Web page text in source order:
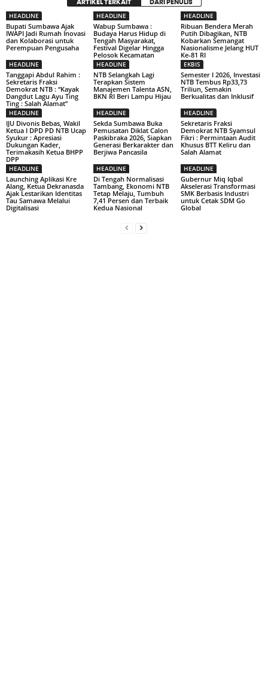
ARTIKEL TERKAIT DARI PENULIS
HEADLINE
Bupati Sumbawa Ajak
IWAPI Jadi Rumah Inovasi
dan Kolaborasi untuk
Perempuan Pengusaha
HEADLINE
Wabup Sumbawa :
Budaya Harus Hidup di
Tengah Masyarakat,
Festival Digelar Hingga
Pelosok Kecamatan
HEADLINE
Ribuan Bendera Merah
Putih Dibagikan, NTB
Kobarkan Semangat
Nasionalisme Jelang HUT
Ke-81 RI
HEADLINE
Tanggapi Abdul Rahim :
Sekretaris Fraksi
Demokrat NTB : “Kayak
Dangdut Lagu Ayu Ting
Ting : Salah Alamat”
HEADLINE
NTB Selangkah Lagi
Terapkan Sistem
Manajemen Talenta ASN,
BKN RI Beri Lampu Hijau
EKBIS
Semester I 2026, Investasi
NTB Tembus Rp33,73
Triliun, Semakin
Berkualitas dan Inklusif
HEADLINE
IJU Divonis Bebas, Wakil
Ketua I DPD PD NTB Ucap
Syukur : Apresiasi
Dukungan Kader,
Terimakasih Ketua BHPP
DPP
HEADLINE
Sekda Sumbawa Buka
Pemusatan Diklat Calon
Paskibraka 2026, Siapkan
Generasi Berkarakter dan
Berjiwa Pancasila
HEADLINE
Sekretaris Fraksi
Demokrat NTB Syamsul
Fikri : Permintaan Audit
Khusus BTT Keliru dan
Salah Alamat
HEADLINE
Launching Aplikasi Kre
Alang, Ketua Dekranasda
Ajak Lestarikan Identitas
Tau Samawa Melalui
Digitalisasi
HEADLINE
Di Tengah Normalisasi
Tambang, Ekonomi NTB
Tetap Melaju, Tumbuh
7,41 Persen dan Terbaik
Kedua Nasional
HEADLINE
Gubernur Miq Iqbal
Akselerasi Transformasi
SMK Berbasis Industri
untuk Cetak SDM Go
Global